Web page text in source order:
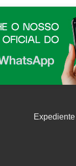
Expediente